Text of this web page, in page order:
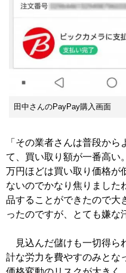
田中さんのPayPay購入画面
「その業者さんは普段か
て、買い取り額が一番高い
万円ほどは買い取り価格が
ないのでかなり焦りました
品することができたので大
ったのですが、とても嫌な
見込んだ儲けも一切得ら
計な労力を費やすのみとな